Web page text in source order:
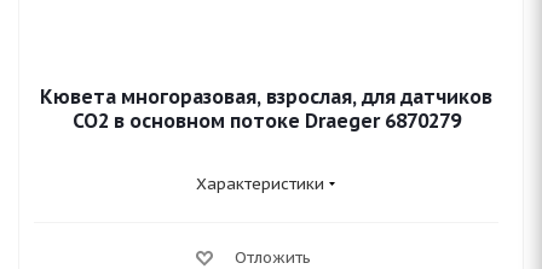
Кювета многоразовая, взрослая, для датчиков
CO2 в основном потоке Draeger 6870279
Характеристики
Отложить